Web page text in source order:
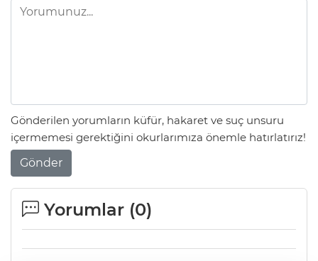
Gönderilen yorumların küfür, hakaret ve suç unsuru
içermemesi gerektiğini okurlarımıza önemle hatırlatırız!
Gönder
Yorumlar (0)